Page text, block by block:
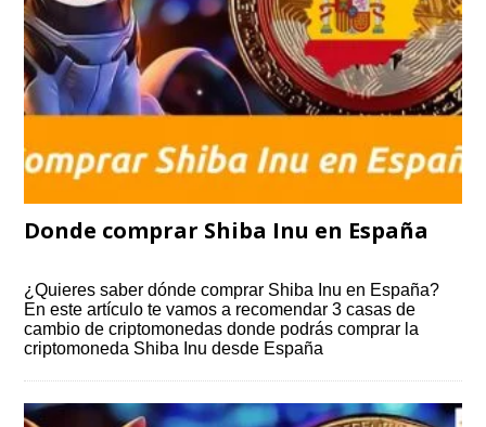
Donde comprar Shiba Inu en España
¿Quieres saber dónde comprar Shiba Inu en España?
En este artículo te vamos a recomendar 3 casas de
cambio de criptomonedas donde podrás comprar la
criptomoneda Shiba Inu desde España